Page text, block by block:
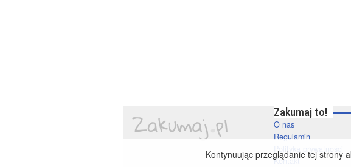
Zakumaj to!
O nas
Regulamin
Polityka prywatności
Kontakt
Kontynuując przeglądanie tej strony